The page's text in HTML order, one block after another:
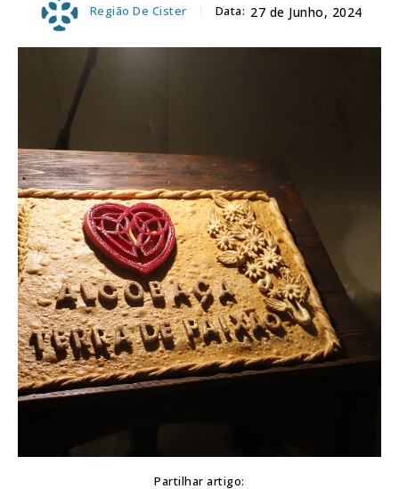
Região De Cister Data: 27 de Junho, 2024
Partilhar artigo: